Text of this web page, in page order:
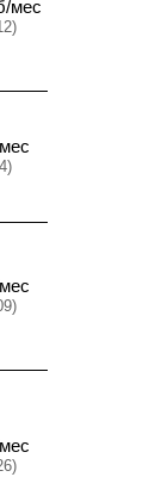
мес